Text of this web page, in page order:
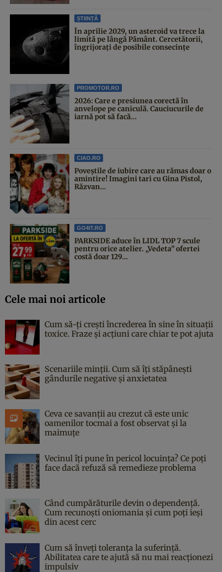
ȘTIINȚĂ
În aprilie 2029, un asteroid va trece la
limită pe lângă Pământ. Cercetătorii,
îngrijorați de posibile consecințe
PROMOTOR.RO
2026: Care e presiunea corectă în
anvelope pe caniculă. Cauciucurile de
iarnă pot să facă...
CIAO.RO
Poveştile de iubire care au rămas doar o
amintire! Imagini tari cu Gina Pistol,
Răzvan...
GO4IT.RO
PARKSIDE aduce în LIDL TOP 7 scule
pentru orice atelier. „Vedeta” ofertei
costă doar 129...
Cele mai noi articole
Cum să-ți crești încrederea în sine în situații
toxice. Fraze și acțiuni care chiar te pot ajuta
Scenariile minții. Cum să îți stăpânești
gândurile negative și anxietatea
Ceva ce savanții au crezut că este unic
oamenilor tocmai a fost observat și la
maimuțe
Vecinul îți pune în pericol locuința? Ce poți
face dacă refuză să remedieze problema
Când cumpărăturile devin o dependență.
Cum recunoști oniomania și cum poți ieși
din acest cerc
Cum să înveți toleranța la suferință.
Abilitatea care te ajută să nu mai reacționezi
impulsiv